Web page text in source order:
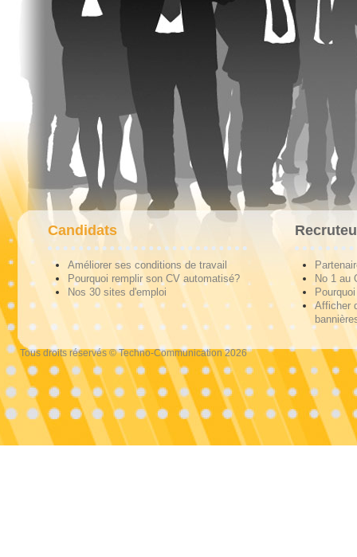
Candidats
Améliorer ses conditions de travail
Pourquoi remplir son CV automatisé?
Nos 30 sites d'emploi
No 1 au
Afficher
Tous droits réservés © Techno-Communication 2026